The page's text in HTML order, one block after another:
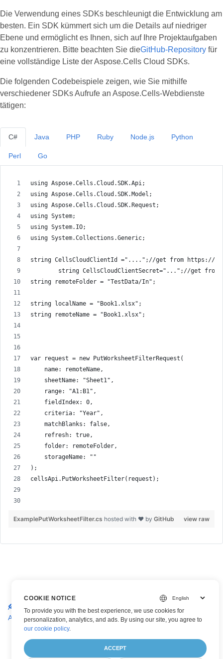
Die Verwendung eines SDKs beschleunigt die Entwicklung am
besten. Ein SDK kümmert sich um die Details auf niedriger
Ebene und ermöglicht es Ihnen, sich auf Ihre Projektaufgaben
zu konzentrieren. Bitte beachten Sie dieGitHub-Repository für
eine vollständige Liste der Aspose.Cells Cloud SDKs.
Die folgenden Codebeispiele zeigen, wie Sie mithilfe
verschiedener SDKs Aufrufe an Aspose.Cells-Webdienste
tätigen:
C#
using Aspose.Cells.Cloud.SDK.Api;
using Aspose.Cells.Cloud.SDK.Model;
using Aspose.Cells.Cloud.SDK.Request;
using System;
using System.IO;
using System.Collections.Generic;
string CellsCloudClientId ="....";//get from https://
string CellsCloudClientSecret="...";//get
string remoteFolder = "TestData/In";
string localName = "Book1.xlsx";
string remoteName = "Book1.xlsx";
var request = new PutWorksheetFilterRequest(
    name: remoteName,
    sheetName: "Sheet1",
    range: "A1:B1",
    fieldIndex: 0,
    criteria: "Year",
    matchBlanks: false,
    refresh: true,
    folder: remoteFolder,
    storageName: ""
);
cellsApi.PutWorksheetFilter(request);
view raw
ExamplePutWorksheetFilter.cs hosted with ❤ by GitHub
Java PHP Ruby Node.js Python
Perl Go
Holen Sie sich einen
Autofilter in einem Excel-
Arbeitsblatt
Fügen Sie einem Excel-Arbeitsblatt
ein benutzerdefiniertes Kriterium
hinzu
COOKIE NOTICE
To provide you with the best experience, we use cookies for
personalization, analytics, and ads. By using our site, you agree to
our cookie policy.
ACCEPT